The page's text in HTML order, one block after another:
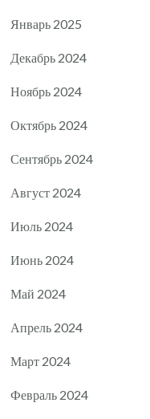
Январь 2025
Декабрь 2024
Ноябрь 2024
Октябрь 2024
Сентябрь 2024
Август 2024
Июль 2024
Июнь 2024
Май 2024
Апрель 2024
Март 2024
Февраль 2024